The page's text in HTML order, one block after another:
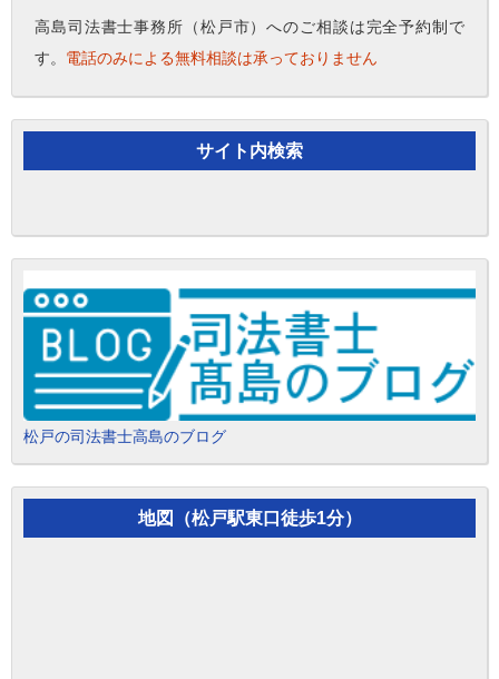
高島司法書士事務所（松戸市）へのご相談は完全予約制で
す。 電話のみによる無料相談は承っておりません
サイト内検索
松戸の司法書士高島のブログ
地図（松戸駅東口徒歩1分）